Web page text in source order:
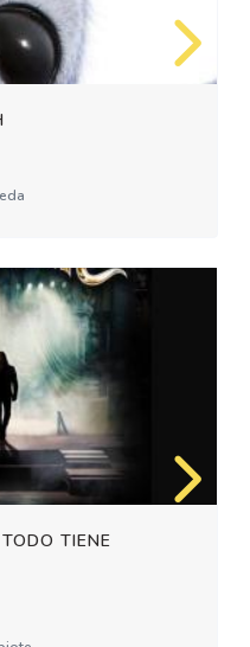
TIENE